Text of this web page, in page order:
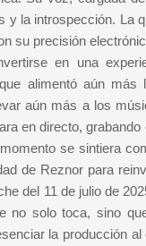
y la introspección.
su precisión
en una
alimentó aún
aún más a los
en directo,
se sintiera
de Reznor para
del 11 de julio de
no solo toca, sino
la producción